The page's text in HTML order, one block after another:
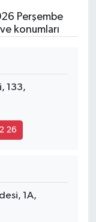
Perşembe
konumları
133,
26
1A,